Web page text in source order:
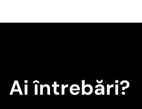
Ai întrebări?